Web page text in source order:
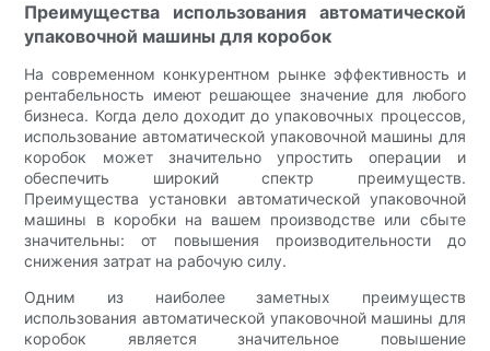
Преимущества использования автоматической
упаковочной машины для коробок
На современном конкурентном рынке эффективность и
рентабельность имеют решающее значение для любого
бизнеса. Когда дело доходит до упаковочных процессов,
использование автоматической упаковочной машины для
коробок может значительно упростить операции и
обеспечить широкий спектр преимуществ.
Преимущества установки автоматической упаковочной
машины в коробки на вашем производстве или сбыте
значительны: от повышения производительности до
снижения затрат на рабочую силу.
Одним из наиболее заметных преимуществ
использования автоматической упаковочной машины для
коробок является значительное повышение